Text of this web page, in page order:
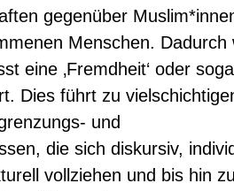
gegenüber
Menschen. Dadurch
eine ‚Fremdheit‘ oder
Dies führt zu
und
die sich diskursiv,
vollziehen und bis hin zu